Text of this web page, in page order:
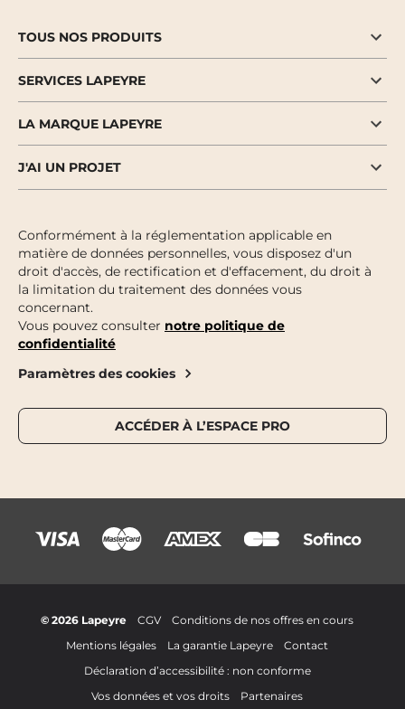
TOUS NOS PRODUITS
SERVICES LAPEYRE
LA MARQUE LAPEYRE
J'AI UN PROJET
Conformément à la réglementation applicable en
matière de données personnelles, vous disposez d'un
droit d'accès, de rectification et d'effacement, du droit à
la limitation du traitement des données vous
concernant.
Vous pouvez consulter notre politique de
confidentialité
Paramètres des cookies
ACCÉDER À L’ESPACE PRO
© 2026 Lapeyre CGV
Conditions de nos offres en cours
Mentions légales
La garantie Lapeyre
Contact
Déclaration d’accessibilité : non conforme
Vos données et vos droits
Partenaires